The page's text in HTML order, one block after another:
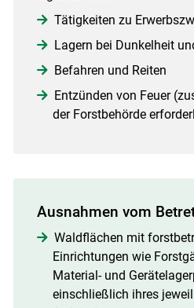
Tätigkeiten zu
Lagern bei Dunkelheit
Befahren und Reiten
Entzünden von Feuer
der Forstbehörde
Ausnahmen vom
Waldflächen mit
Einrichtungen wie
Material- und
einschließlich ihres